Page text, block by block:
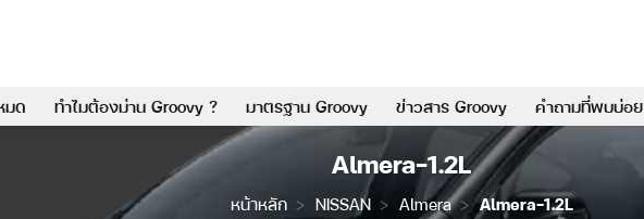
มด ทำไมต้องม่าน Groovy ? มาตรฐาน Groovy ข่าวสาร Groovy คำถามที่พบบ่อย
Almera-1.2L
หน้าหลัก > NISSAN > Almera > Almera-1.2L